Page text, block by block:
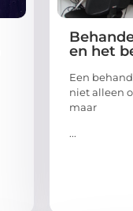
en het
Een
niet alleen